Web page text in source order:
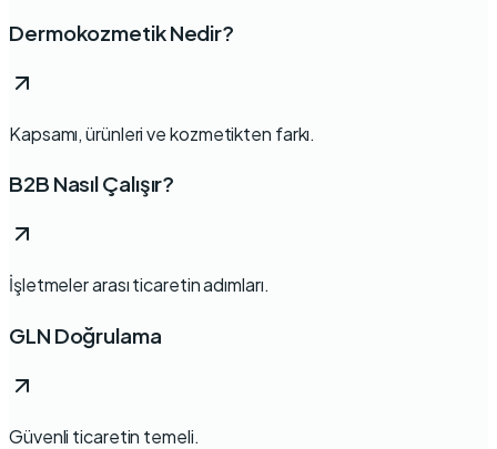
Dermokozmetik Nedir?
Kapsamı, ürünleri ve kozmetikten farkı.
B2B Nasıl Çalışır?
İşletmeler arası ticaretin adımları.
GLN Doğrulama
Güvenli ticaretin temeli.